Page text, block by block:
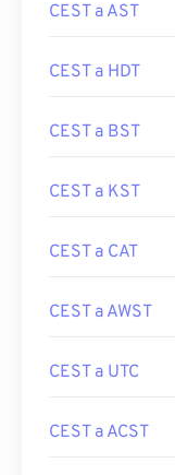
CEST a AST
CEST a HDT
CEST a BST
CEST a KST
CEST a CAT
CEST a AWST
CEST a UTC
CEST a ACST